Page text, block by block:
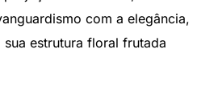
com a elegância,
estrutura floral frutada